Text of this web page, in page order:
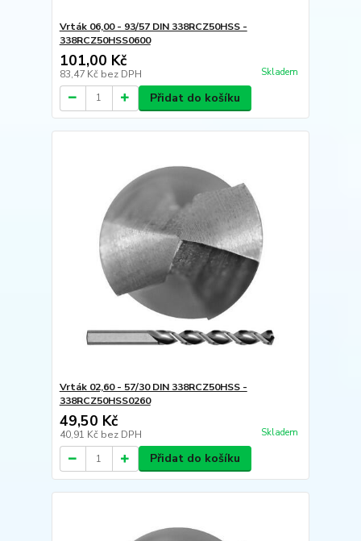
Vrták 06,00 - 93/57 DIN 338RCZ50HSS -
338RCZ50HSS0600
101,00 Kč
83,47 Kč bez DPH Skladem
Přidat do košíku
Vrták 02,60 - 57/30 DIN 338RCZ50HSS -
338RCZ50HSS0260
49,50 Kč
40,91 Kč bez DPH Skladem
Přidat do košíku